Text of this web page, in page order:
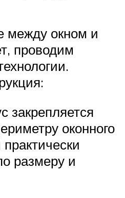
между окном и
проводим
закрепляется
оконного
размеру и